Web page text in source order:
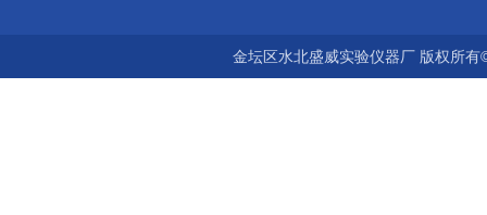
金坛区水北盛威实验仪器厂 版权所